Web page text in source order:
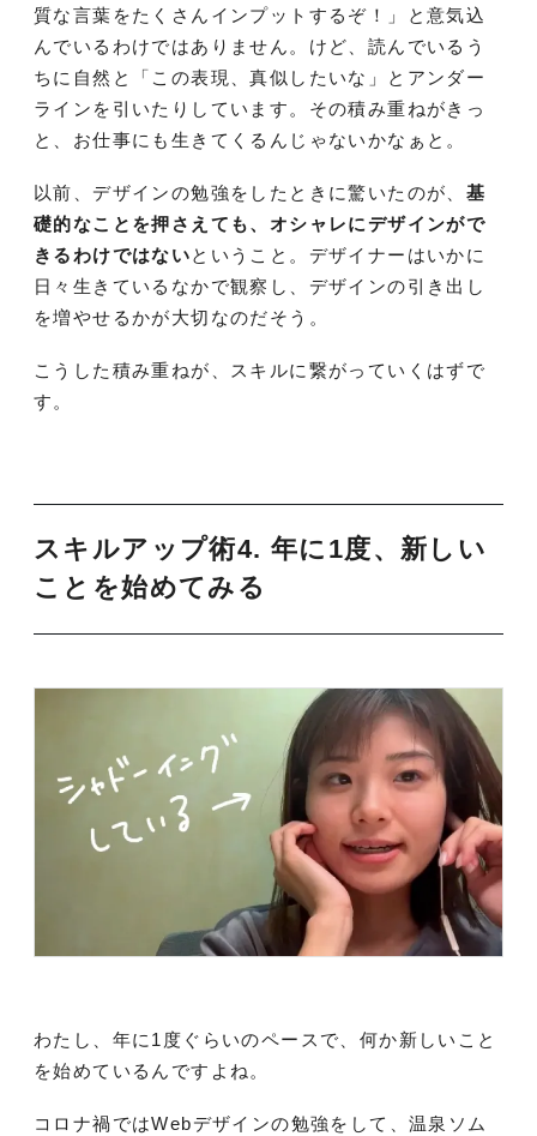
質な言葉をたくさんインプットするぞ！」と意気込
んでいるわけではありません。けど、読んでいるう
ちに自然と「この表現、真似したいな」とアンダー
ラインを引いたりしています。その積み重ねがきっ
と、お仕事にも生きてくるんじゃないかなぁと。
以前、デザインの勉強をしたときに驚いたのが、 基
礎的なことを押さえても、オシャレにデザインがで
きるわけではないということ。デザイナーはいかに
日々生きているなかで観察し、デザインの引き出し
を増やせるかが大切なのだそう。
こうした積み重ねが、スキルに繋がっていくはずで
す。
スキルアップ術4. 年に1度、新しい
ことを始めてみる
わたし、年に1度ぐらいのペースで、何か新しいこと
を始めているんですよね。
コロナ禍ではWebデザインの勉強をして、温泉ソム